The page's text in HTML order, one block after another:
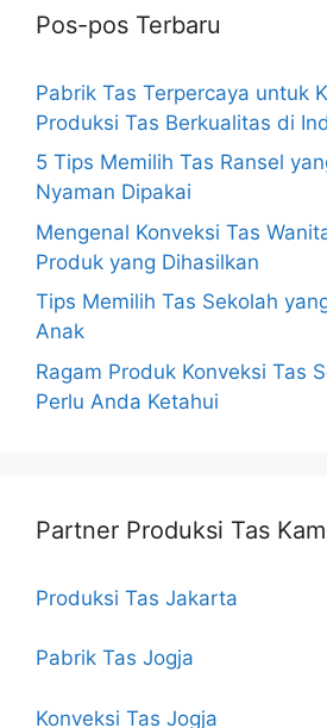
Pos-pos Terbaru
Pabrik Tas Terpercaya untuk
Produksi Tas Berkualitas di
5 Tips Memilih Tas Ransel
Nyaman Dipakai
Mengenal Konveksi Tas
Produk yang Dihasilkan
Tips Memilih Tas Sekolah
Anak
Ragam Produk Konveksi Tas
Perlu Anda Ketahui
Partner Produksi Tas
Produksi Tas Jakarta
Pabrik Tas Jogja
Konveksi Tas Jogja